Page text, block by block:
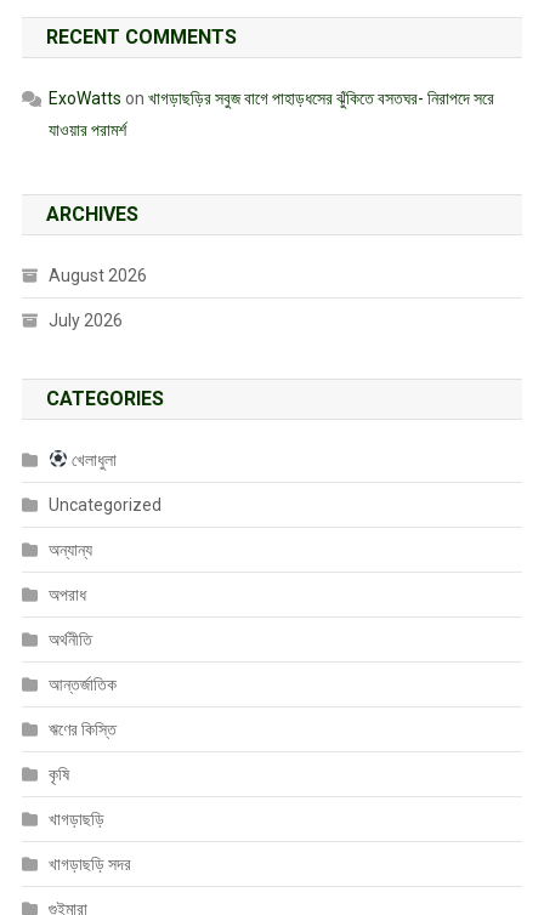
RECENT COMMENTS
ExoWatts on খাগড়াছড়ির সবুজ বাগে পাহাড়ধসের ঝুঁকিতে বসতঘর- নিরাপদে সরে
যাওয়ার পরামর্শ
ARCHIVES
August 2026
July 2026
CATEGORIES
খেলাধুলা
Uncategorized
অন্যান্য
অপরাধ
অর্থনীতি
আন্তর্জাতিক
ঋণের কিস্তি
কৃষি
খাগড়াছড়ি
খাগড়াছড়ি সদর
গুইমারা